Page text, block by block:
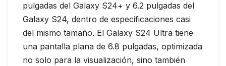
pulgadas del Galaxy S24+ y 6.2 pulgadas del
Galaxy S24, dentro de especificaciones casi
del mismo tamaño. El Galaxy S24 Ultra tiene
una pantalla plana de 6.8 pulgadas, optimizada
no solo para la visualización, sino también